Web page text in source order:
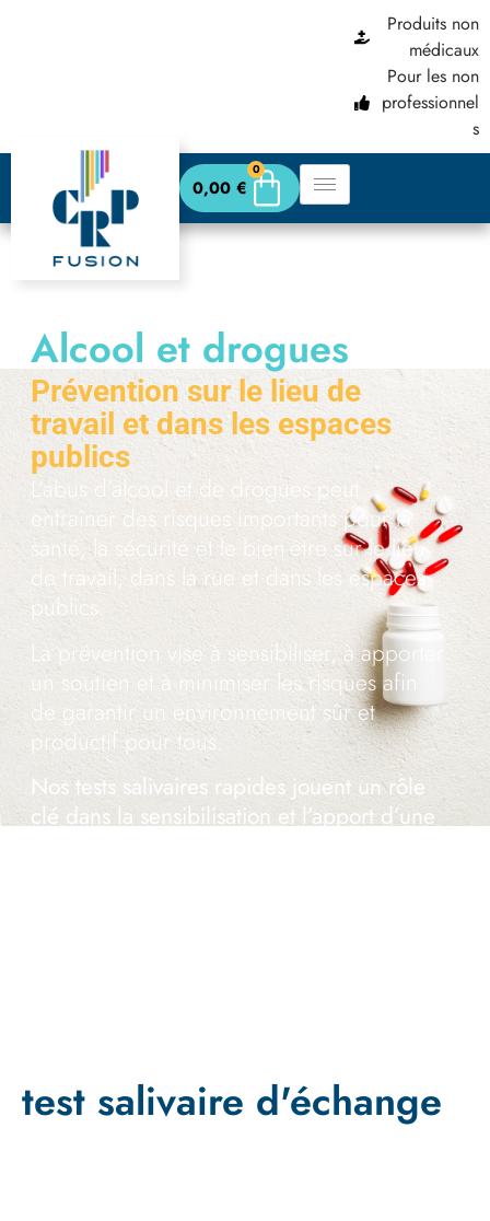
Produits non
médicaux
Pour les non
professionnel
s
0,00€
0
Alcool et drogues
Prévention sur le lieu de
travail et dans les espaces
publics
L’abus d’alcool et de drogues peut
entraîner des risques importants pour la
santé, la sécurité et le bien-être sur le lieu
de travail, dans la rue et dans les espaces
publics.
La prévention vise à sensibiliser, à apporter
un soutien et à minimiser les risques afin
de garantir un environnement sûr et
productif pour tous.
Nos tests salivaires rapides jouent un rôle
clé dans la sensibilisation et l’apport d’une
test salivaire d'échange